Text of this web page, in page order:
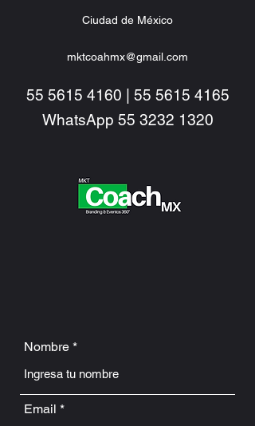
Ciudad de México
mktcoahmx@gmail.com
55 5615 4160 | 55 5615 4165
WhatsApp 55 3232 1320
Nombre
Email